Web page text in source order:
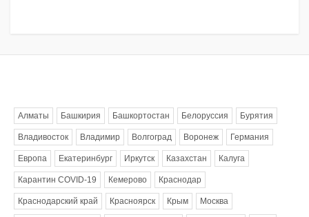
Алматы Башкирия Башкортостан Белоруссия Бурятия
Владивосток Владимир Волгоград Воронеж Германия
Европа Екатеринбург Иркутск Казахстан Калуга
Карантин COVID-19 Кемерово Краснодар
Краснодарский край Красноярск Крым Москва